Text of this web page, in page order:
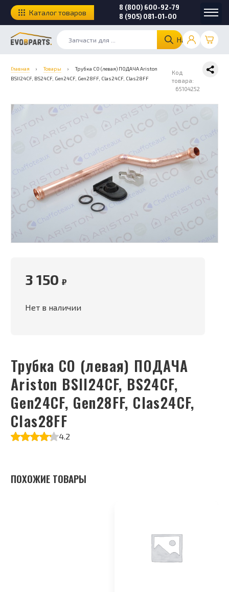
Найти
8 (800) 600-92-79
8 (905) 081-01-00
Каталог товаров
Главная › Товары ›
Трубка СО (левая) ПОДАЧА Ariston
BSII24CF, BS24CF, Gen24СF, Gen28FF, Clas24CF, Clas28FF
Код
товара:
65104252
Трубка СО (левая) ПОДАЧА
Ariston BSII24CF, BS24CF,
Gen24СF, Gen28FF, Clas24CF,
Clas28FF
4.2
3 150 ₽
Нет в наличии
ПОХОЖИЕ ТОВАРЫ